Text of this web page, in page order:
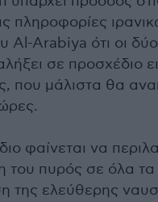
πληροφορίες
Al-Arabiya ότι οι
σε προσχέδιο
που μάλιστα θα
φαίνεται να
του πυρός σε όλα
της ελεύθερης